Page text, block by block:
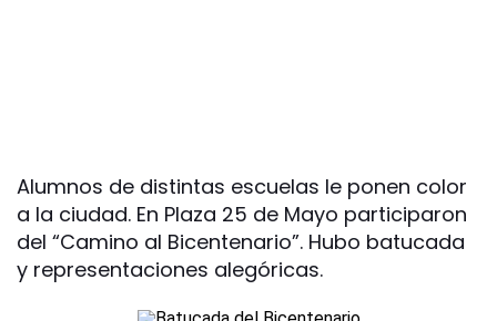
Alumnos de distintas escuelas le ponen color
a la ciudad. En Plaza 25 de Mayo participaron
del “Camino al Bicentenario”. Hubo batucada
y representaciones alegóricas.